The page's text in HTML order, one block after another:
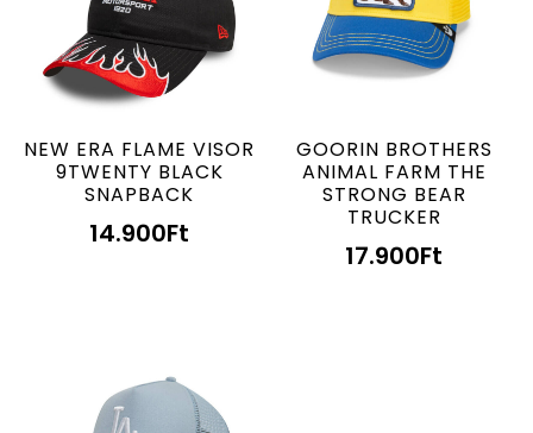
NEW ERA FLAME VISOR
9TWENTY BLACK
SNAPBACK
14.900Ft
GOORIN BROTHERS
ANIMAL FARM THE
STRONG BEAR
TRUCKER
17.900Ft